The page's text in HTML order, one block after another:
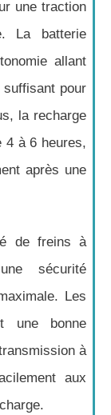
une traction
La batterie
allant
pour
la recharge
4 à 6 heures,
après une
de freins à
sécurité
Les
une bonne
à
aux